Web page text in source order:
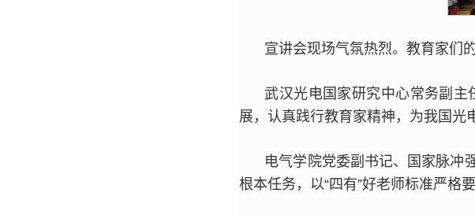
宣讲会现场气氛热烈。教育家们
武汉光电国家研究中心常务副
展，认真践行教育家精神，为我国光
电气学院党委副书记、国家脉冲
根本任务，以“四有”好老师标准严格